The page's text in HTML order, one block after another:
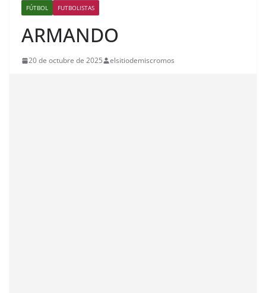
FÚTBOL FUTBOLISTAS
ARMANDO
20 de octubre de 2025 elsitiodemiscromos